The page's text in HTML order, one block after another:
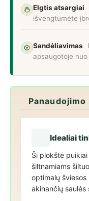
Elgtis atsargiai
išvengtumėte
Sandėliavimas
apsaugotoje
Idealiai
Ši plokštė
šiltnamiams
optimalų
akinančių saulės